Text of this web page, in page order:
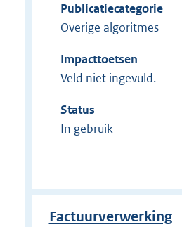
Publicatiecategorie
Overige algoritmes
Impacttoetsen
Veld niet ingevuld.
Status
In gebruik
Factuurverwerking